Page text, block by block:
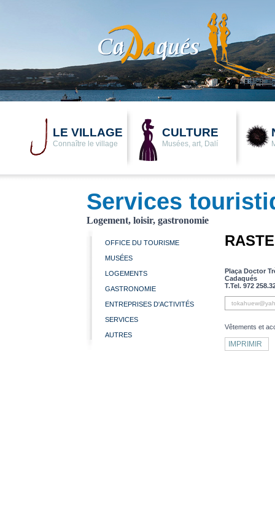
LE VILLAGE
Connaître le village
CULTURE
Musées, art, Dalí
Services
Logement, loisir, gastronomie
OFFICE DU TOURISME
MUSÉES
LOGEMENTS
GASTRONOMIE
ENTREPRISES D'ACTIVITÉS
SERVICES
AUTRES
Plaça Doctor
Cadaqués
T.Tel. 972
Vêtements et
IMPRIMIR